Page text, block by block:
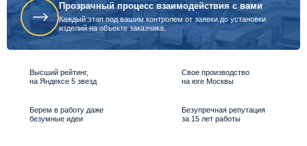
Прозрачный процесс взаимодействия с вами
Каждый этап под вашим контролем от заявки до установки
изделий на объекте заказчика.
Высший рейтинг,
на Яндексе 5 звезд
Свое производство
на юге Москвы
Берем в работу даже
безумные идеи
Безупречная репутация
за 15 лет работы